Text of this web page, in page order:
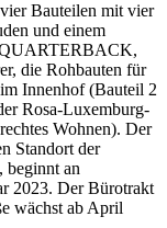
Bauteilen mit vier
und einem
QUARTERBACK,
die Rohbauten für
Innenhof (Bauteil 2
Rosa-Luxemburg-
Wohnen). Der
Standort der
beginnt an
2023. Der Bürotrakt
wächst ab April